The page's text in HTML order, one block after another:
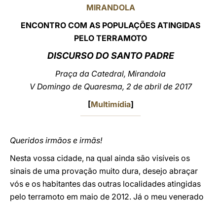
LATINE
MIRANDOLA
ENCONTRO COM AS POPULAÇÕES ATINGIDAS
PELO TERRAMOTO
DISCURSO DO SANTO PADRE
Praça da Catedral, Mirandola
V Domingo de Quaresma, 2 de abril de 2017
[Multimídia]
Queridos irmãos e irmãs!
Nesta vossa cidade, na qual ainda são visíveis os
sinais de uma provação muito dura, desejo abraçar
vós e os habitantes das outras localidades atingidas
pelo terramoto em maio de 2012. Já o meu venerado